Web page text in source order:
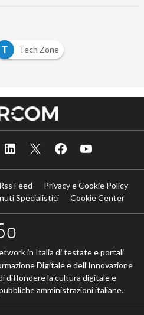
T Tech Zone
Rss Feed
Privacy e Cookie Policy
Specialistici
Cookie Center
in Italia di testate e portali
Digitale e dell’Innovazione
diffondere la cultura digitale e
amministrazioni italiane.